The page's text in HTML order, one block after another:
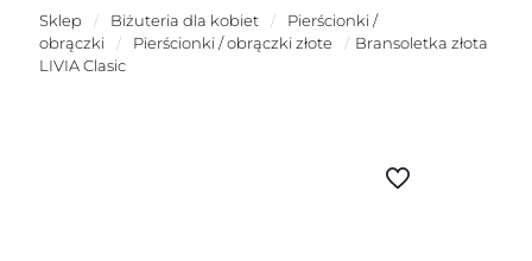
Sklep / Biżuteria dla kobiet /
Pierścionki /
obrączki
/ Pierścionki / obrączki złote / Bransoletka złota
LIVIA Clasic